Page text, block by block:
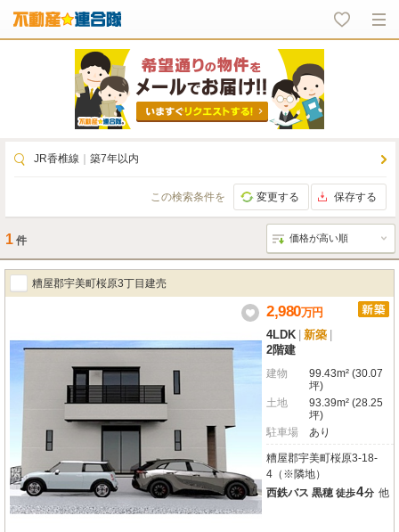
JR香椎線 築7年以内
この検索条件を 変更する 保存する
1 件
糟屋郡宇美町桜原3丁目建売
2,980万円
4LDK 新築
2階建
建物
99.43m² (30.07
坪)
土地
93.39m² (28.25
坪)
駐車場
あり
糟屋郡宇美町桜原3-18-
4（※隣地）
西鉄バス 黒穂 徒歩4分 他